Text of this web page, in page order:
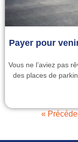
Payer pour
Vous ne l’aviez pas
des places de
«